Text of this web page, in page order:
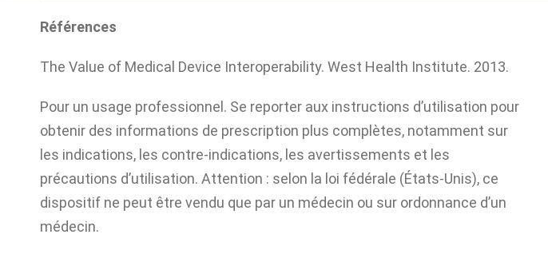
Références
The Value of Medical Device Interoperability. West Health Institute. 2013.
Pour un usage professionnel. Se reporter aux instructions d’utilisation pour
obtenir des informations de prescription plus complètes, notamment sur
les indications, les contre-indications, les avertissements et les
précautions d’utilisation. Attention : selon la loi fédérale (États-Unis), ce
dispositif ne peut être vendu que par un médecin ou sur ordonnance d’un
médecin.